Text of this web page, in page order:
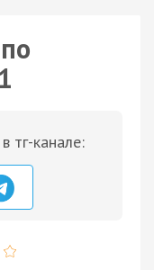
тг-канале: